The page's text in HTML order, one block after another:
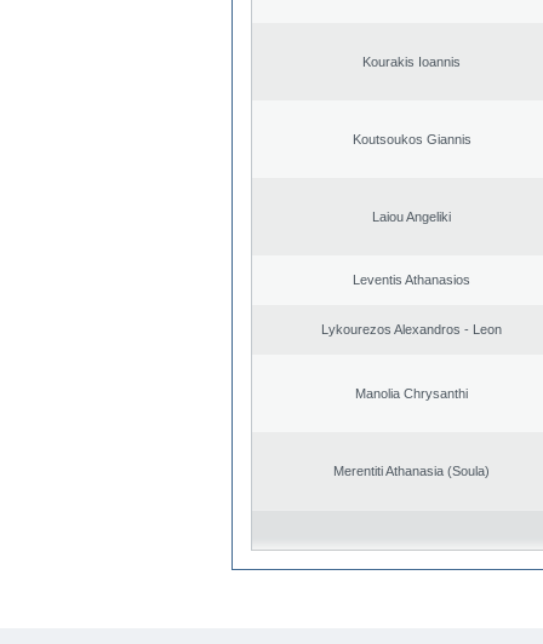
Kourakis Ioannis
Koutsoukos Giannis
Laiou Angeliki
Leventis Athanasios
Lykourezos Alexandros - Leon
Manolia Chrysanthi
Merentiti Athanasia (Soula)